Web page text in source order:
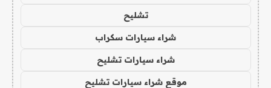
تشليح
شراء سيارات سكراب
شراء سيارات تشليح
موقع شراء سيارات تشليح